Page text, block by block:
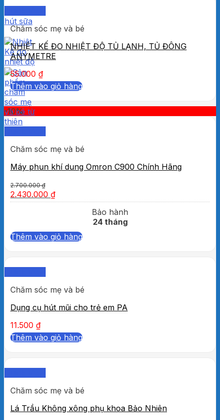
Chăm sóc mẹ và bé
NHIỆT KẾ ĐO NHIỆT ĐỘ TỦ LẠNH, TỦ ĐÔNG
ANYMETRE
55.000 ₫
Thêm vào giỏ hàng
-10%
Chăm sóc mẹ và bé
Máy phun khí dung Omron C900 Chính Hãng
2.700.000₫
2.430.000 ₫
Bảo hành
24 tháng
Thêm vào giỏ hàng
Chăm sóc mẹ và bé
Dụng cụ hút mũi cho trẻ em PA
11.500 ₫
Thêm vào giỏ hàng
Chăm sóc mẹ và bé
Lá Trầu Không xông phụ khoa Bảo Nhiên